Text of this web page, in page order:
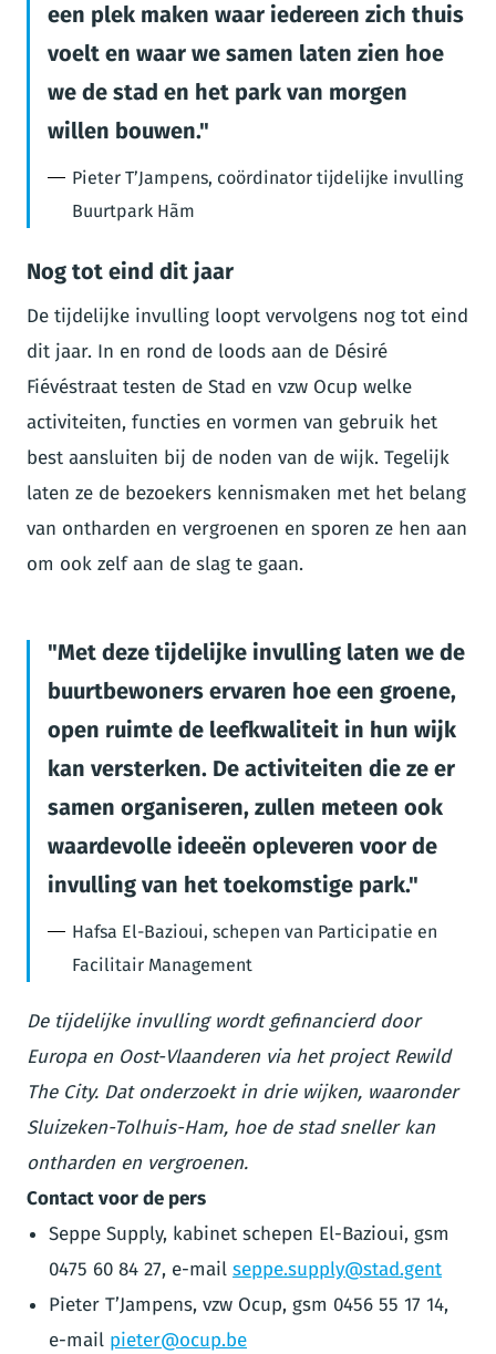
een plek maken waar iedereen zich thuis
voelt en waar we samen laten zien hoe
we de stad en het park van morgen
willen bouwen.
Pieter T’Jampens, coördinator tijdelijke invulling
Buurtpark Hãm
Nog tot eind dit jaar
De tijdelijke invulling loopt vervolgens nog tot eind
dit jaar. In en rond de loods aan de Désiré
Fiévéstraat testen de Stad en vzw Ocup welke
activiteiten, functies en vormen van gebruik het
best aansluiten bij de noden van de wijk. Tegelijk
laten ze de bezoekers kennismaken met het belang
van ontharden en vergroenen en sporen ze hen aan
om ook zelf aan de slag te gaan.
Met deze tijdelijke invulling laten we de
buurtbewoners ervaren hoe een groene,
open ruimte de leefkwaliteit in hun wijk
kan versterken. De activiteiten die ze er
samen organiseren, zullen meteen ook
waardevolle ideeën opleveren voor de
invulling van het toekomstige park.
Hafsa El-Bazioui, schepen van Participatie en
Facilitair Management
De tijdelijke invulling wordt gefinancierd door
Europa en Oost-Vlaanderen via het project Rewild
The City. Dat onderzoekt in drie wijken, waaronder
Sluizeken-Tolhuis-Ham, hoe de stad sneller kan
ontharden en vergroenen.
Contact voor de pers
Seppe Supply, kabinet schepen El-Bazioui, gsm
0475 60 84 27, e-mail seppe.supply@stad.gent
Pieter T’Jampens, vzw Ocup, gsm 0456 55 17 14,
e-mail pieter@ocup.be